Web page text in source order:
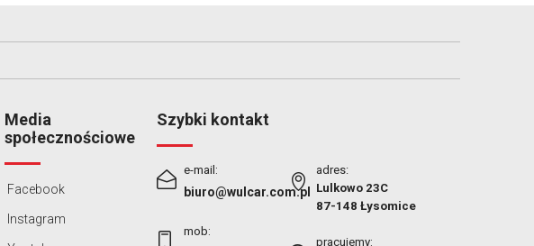
Media
społecznościowe
Facebook
Instagram
Szybki kontakt
e-mail:
biuro@wulcar.com.pl
mob:
adres:
Lulkowo 23C
87-148 Łysomice
pracujemy: